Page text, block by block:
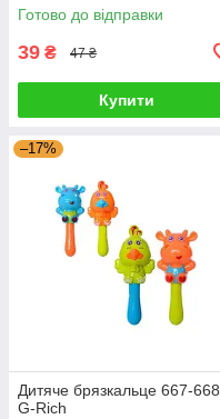
Готово до відправки
39 ₴ 47 ₴
Купити
–17%
Дитяче брязкальце 667-668
G-Rich